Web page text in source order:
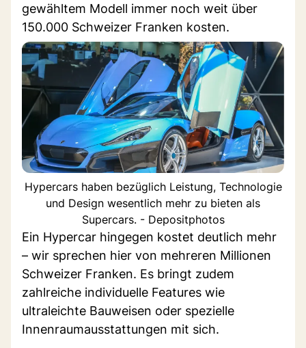
gewähltem Modell immer noch weit über
150.000 Schweizer Franken kosten.
Hypercars haben bezüglich Leistung, Technologie
und Design wesentlich mehr zu bieten als
Supercars. - Depositphotos
Ein Hypercar hingegen kostet deutlich mehr
– wir sprechen hier von mehreren Millionen
Schweizer Franken. Es bringt zudem
zahlreiche individuelle Features wie
ultraleichte Bauweisen oder spezielle
Innenraumausstattungen mit sich.